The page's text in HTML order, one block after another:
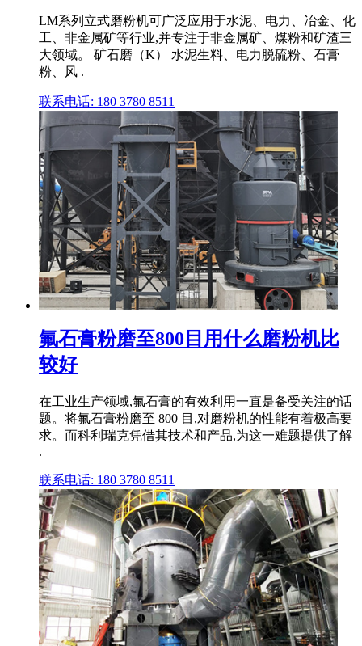
LM系列立式磨粉机可广泛应用于水泥、电力、冶金、化
工、非金属矿等行业,并专注于非金属矿、煤粉和矿渣三
大领域。 矿石磨（K） 水泥生料、电力脱硫粉、石膏
粉、风 .
联系电话: 180 3780 8511
氟石膏粉磨至800目用什么磨粉机比
较好
在工业生产领域,氟石膏的有效利用一直是备受关注的话
题。将氟石膏粉磨至 800 目,对磨粉机的性能有着极高要
求。而科利瑞克凭借其技术和产品,为这一难题提供了解
.
联系电话: 180 3780 8511